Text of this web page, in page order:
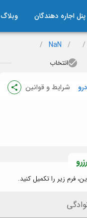
پنل اجاره دهندگان وبلاگ
/
/
NaN
/
انتخاب
شرایط و قوانین
فرم زیر را تکمیل کنید.